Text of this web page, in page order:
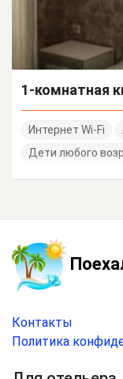
Интернет Wi-Fi
Дети любого
Контакты
Политика